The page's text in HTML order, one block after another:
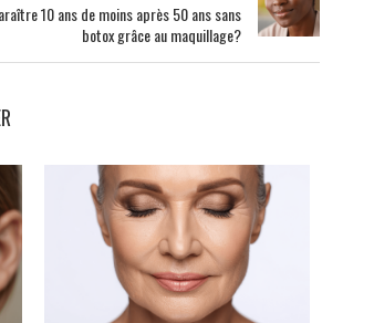
10 ans de moins après 50 ans sans
botox grâce au maquillage?